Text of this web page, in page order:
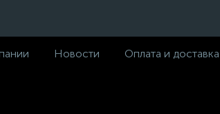
Новости Оплата и доставка